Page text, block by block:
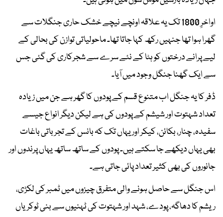
اواخرِ 1800 تک یہ علاقہ اونچے نیچے خشک حاری جنگلات سے
گھرا ہوا تھا جنہیں رکھ کہا جاتا تھا۔ ماحولیاتی توازن کی بحالی کے
لیے پرانے درختوں کو ہٹا کے نئے سرے سے شجرکاری کی گئی جس
سے ایک گھنا جنگل وجود میں آیا۔
ڈفر کا یہ جنگل اب متنوع قسم کے پودوں کا گھر ہے جن میں زیادہ
تعداد شہتوت اور شیشم کے پودوں کی ہے لیکن دیگر انواع جیسے
سفیدہ، چنار، بکائن، کیکر اور یہاں تک کہ بانس کے تجرباتی باغات
بھی یہاں دیکھے جا سکتے ہیں۔ پودوں کے ساتھ ساتھ یہاں پرندوں اور
جانوروں کی بھی کثیر تعداد پائی جاتی ہے۔
اس جنگل سے حاصل ہونے والی متفرق چیزوں میں ٹمبر کی لکڑی،
ریشم کا دھاگہ، پودے، شہد اور شہتوت کی ٹہنیوں سے بنی ٹوکریاں